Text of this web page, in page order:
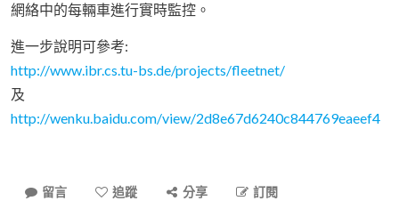
網絡中的每輛車進行實時監控。
進一步說明可參考:
http://www.ibr.cs.tu-bs.de/projects/fleetnet/
及
http://wenku.baidu.com/view/2d8e67d6240c844769eaeef4
留言 追蹤 分享 訂閱